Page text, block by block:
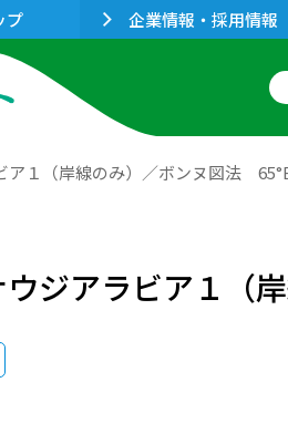
プ 企業情報・採用情報
ア１（岸線のみ）／ボンヌ図法
ウジアラビア１